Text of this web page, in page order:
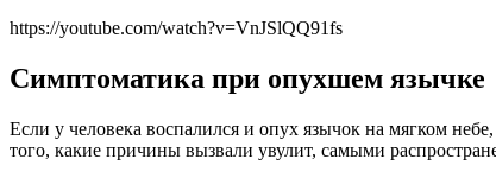
https://youtube.com/watch?v=VnJSlQQ91fs
Симптоматика при опухшем язычке
Если у человека воспалился и опух язычок на мягком
того, какие причины вызвали увулит, самыми